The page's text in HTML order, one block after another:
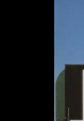
关于M+